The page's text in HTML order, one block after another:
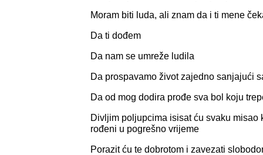
Moram biti luda, ali znam da i ti mene
Da ti dođem
Da nam se umreže ludila
Da prospavamo život zajedno sanjajući
Da od mog dodira prođe sva bol koju
Divljim poljupcima isisat ću svaku misao
rođeni u pogrešno vrijeme
Porazit ću te dobrotom i zavezati